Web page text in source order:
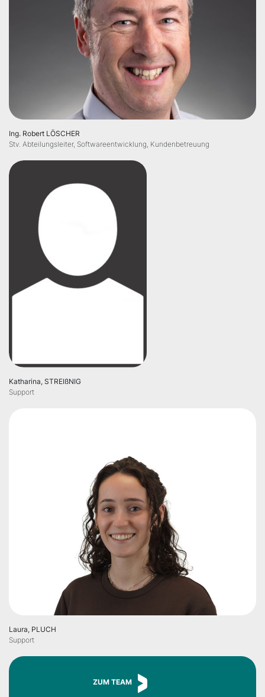
Ing. Robert LÖSCHER
Stv. Abteilungsleiter, Softwareentwicklung, Kundenbetreuung
Katharina, STREIßNIG
Support
Laura, PLUCH
Support
ZUM TEAM